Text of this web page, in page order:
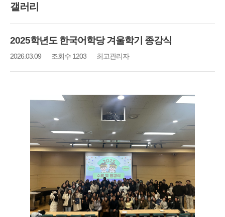
갤러리
2025학년도 한국어학당 겨울학기 종강식
2026.03.09 조회수 1203 최고관리자